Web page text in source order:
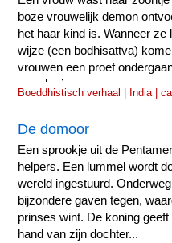
boze vrouwelijk demon
het haar kind is. Wanneer
wijze (een bodhisattva)
vrouwen een proef
moeder is.
Boeddhistisch verhaal | India |
De domoor
Een sprookje uit de
helpers. Een lummel wordt
wereld ingestuurd.
bijzondere gaven tegen,
prinses wint. De koning
hand van zijn dochter...